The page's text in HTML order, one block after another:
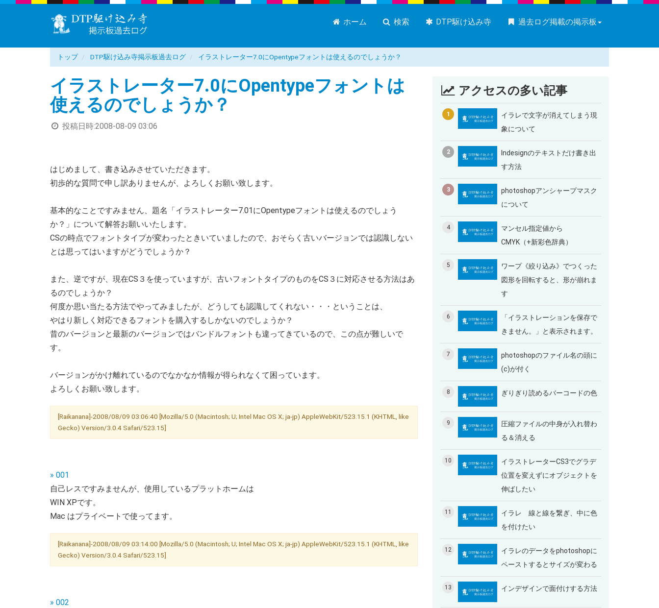
ホーム 検索 DTP駆け込み寺 過去ログ掲載の掲示板
トップ DTP駆け込み寺掲示板過去ログ イラストレーター7.0にOpentypeフォントは使えるのでしょうか？
イラストレーター7.0にOpentypeフォントは
使えるのでしょうか？
投稿日時:2008-08-09 03:06
はじめまして、書き込みさせていただきます。
初歩的な質問で申し訳ありませんが、よろしくお願い致します。
基本的なことですみません、題名「イラストレーター7.01にOpentypeフォントは使えるのでしょう
か？」について解答お願いいたします。
CSの時点でフォントタイプが変わったときいていましたので、おそらく古いバージョンでは認識しない
とは思ってはいますがどうでしょうか？
また、逆ですが、現在CS３を使っていますが、古いフォントタイプのものをCS３に対応させる方法はあ
るのでしょうか？
何度か思い当たる方法でやってみましたが、どうしても認識してくれない・・・ということは、
やはり新しく対応できるフォントを購入するしかないのでしょうか？
昔のバージョンと最新のバージョンではバンドルフォントも違ってきているので、この点が難しいで
す。
バージョンがかけ離れているのでなかなか情報が得られなくて困っています。
よろしくお願い致します。
[Raikanana]-2008/08/09 03:06:40 [Mozilla/5.0 (Macintosh; U; Intel Mac OS X; ja-jp) AppleWebKit/523.15.1 (KHTML, like
Gecko) Version/3.0.4 Safari/523.15]
» 001
自己レスですみませんが、使用しているプラットホームは
WIN XPです。
Mac はプライベートで使ってます。
[Raikanana]-2008/08/09 03:14:00 [Mozilla/5.0 (Macintosh; U; Intel Mac OS X; ja-jp) AppleWebKit/523.15.1 (KHTML, like
Gecko) Version/3.0.4 Safari/523.15]
» 002
アクセスの多い記事
1
イラレで文字が消えてしまう現
象について
2
Indesignのテキストだけ書き出
す方法
3
photoshopアンシャープマスク
について
4
マンセル指定値から
CMYK（+新彩色辞典）
5
ワープ《絞り込み》でつくった
図形を回転すると、形が崩れま
す
6
「イラストレーションを保存で
きません。」と表示されます。
7
photoshopのファイル名の頭に
(c)が付く
8 ぎりぎり読めるバーコードの色
9
圧縮ファイルの中身が入れ替わ
る＆消える
10
イラストレーターCS3でグラデ
位置を変えずにオブジェクトを
伸ばしたい
11
イラレ 線と線を繋ぎ、中に色
を付けたい
12
イラレのデータをphotoshopに
ペーストするとサイズが変わる
13 インデザインで面付けする方法